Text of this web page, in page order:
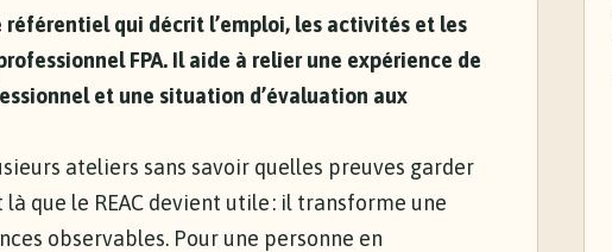
référentiel qui décrit l’emploi, les activités et les
FPA. Il aide à relier une expérience de
et une situation d’évaluation aux
ateliers sans savoir quelles preuves garder
que le REAC devient utile : il transforme une
observables. Pour une personne en